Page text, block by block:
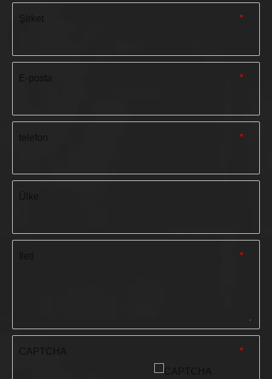
*
Şirket
*
E-posta
*
telefon
*
*
CAPTCHA